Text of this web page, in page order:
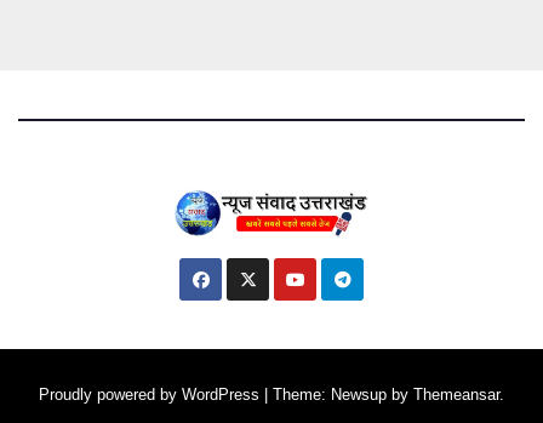
Proudly powered by WordPress Theme: Newsup by Themeansar.